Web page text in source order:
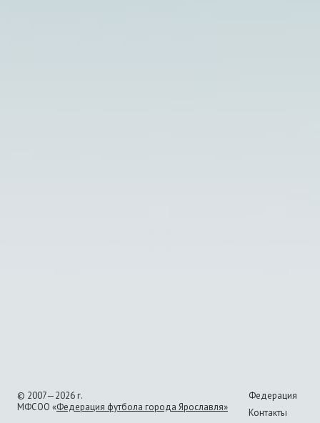
© 2007—2026 г.
МФСОО «Федерация футбола города Ярославля»
Федерация
Контакты